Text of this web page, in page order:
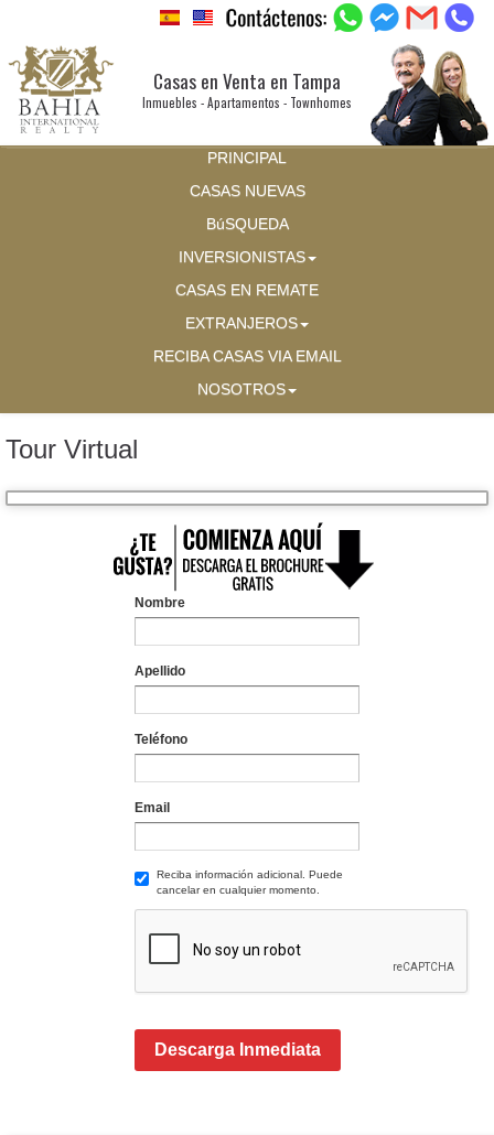
Casas en Venta en Tampa
Inmuebles - Apartamentos - Townhomes
PRINCIPAL
CASAS NUEVAS
BúSQUEDA
INVERSIONISTAS
CASAS EN REMATE
EXTRANJEROS
RECIBA CASAS VIA EMAIL
NOSOTROS
Tour Virtual
Nombre
Apellido
Teléfono
Email
Reciba información adicional. Puede
cancelar en cualquier momento.
Descarga Inmediata